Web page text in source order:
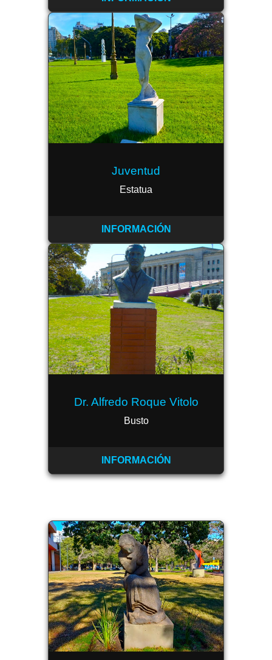
Juventud
Estatua
INFORMACIÓN
Dr. Alfredo Roque Vitolo
Busto
INFORMACIÓN